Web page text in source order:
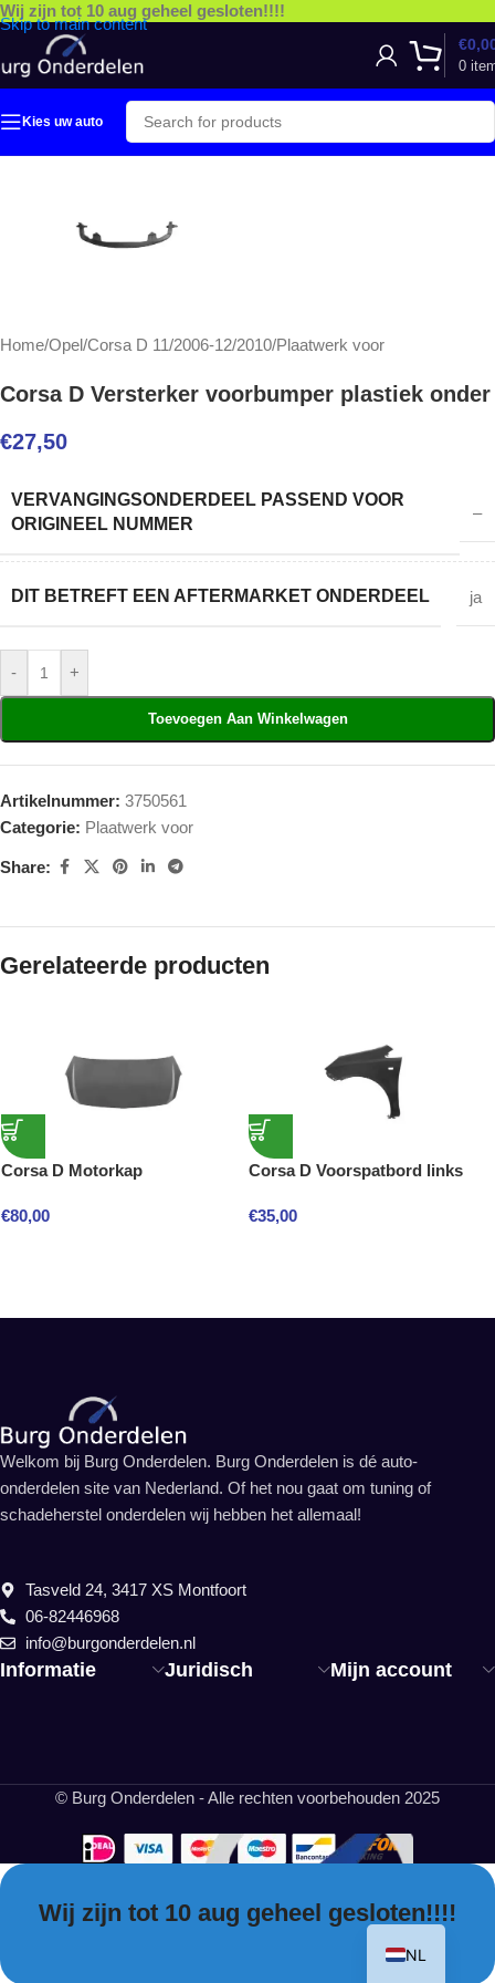
Skip to main content
Wij zijn tot 10 aug geheel gesloten!!!!
0
€
Kies uw auto
Home/Opel/Corsa D 11/2006-12/2010/Plaatwerk voor
Corsa D Versterker voorbumper plastiek onder
€27,50
VERVANGINGSONDERDEEL PASSEND VOOR
ORIGINEEL NUMMER
–
DIT BETREFT EEN AFTERMARKET ONDERDEEL ja
- +
Toevoegen Aan Winkelwagen
Artikelnummer: 3750561
Categorie: Plaatwerk voor
Share:
Gerelateerde producten
Corsa D Motorkap
€80,00
Corsa D Voorspatbord links
€35,00
Informatie Juridisch Mijn account
Welkom bij Burg Onderdelen. Burg Onderdelen is dé auto-
onderdelen site van Nederland. Of het nou gaat om tuning of
schadeherstel onderdelen wij hebben het allemaal!
Tasveld 24, 3417 XS Montfoort
06-82446968
info@burgonderdelen.nl
© Burg Onderdelen - Alle rechten voorbehouden 2025
Wij zijn tot 10 aug geheel gesloten!!!!
NL
EN